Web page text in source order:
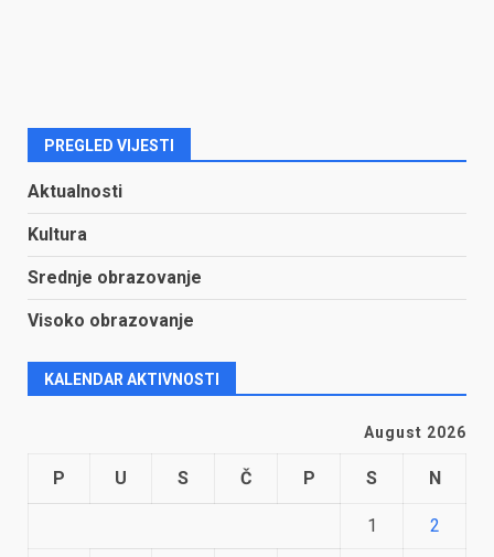
PREGLED VIJESTI
Aktualnosti
Kultura
Srednje obrazovanje
Visoko obrazovanje
KALENDAR AKTIVNOSTI
August 2026
P U S Č P S N
1 2